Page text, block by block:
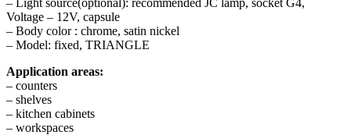
Voltage – 12V, capsule
– Body color : chrome, satin nickel
– Model: fixed, TRIANGLE
Application areas:
– counters
– shelves
– kitchen cabinets
– workspaces